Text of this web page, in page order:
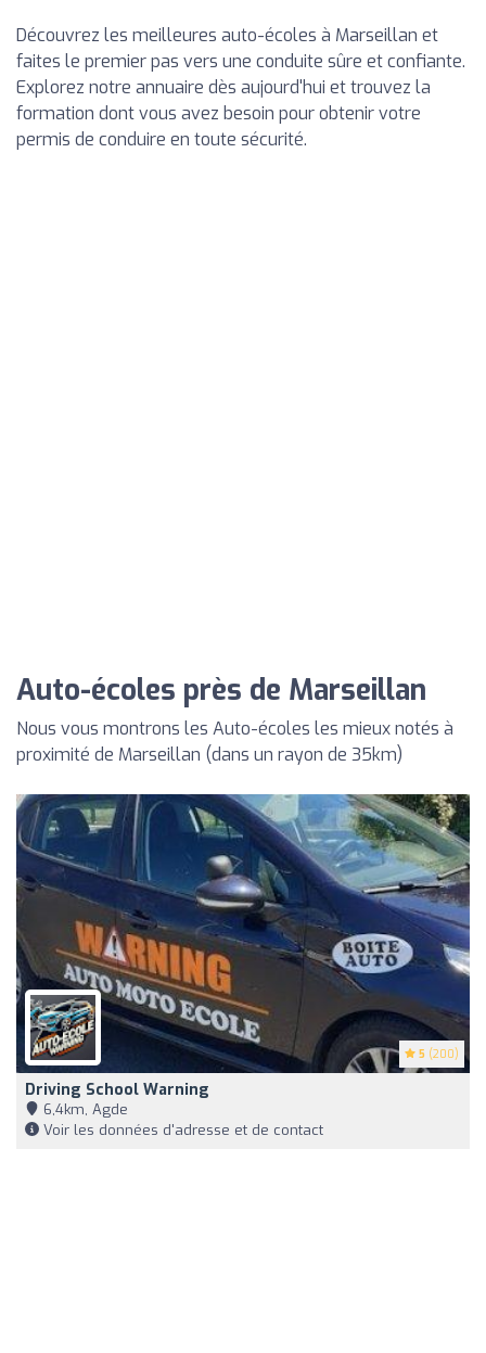
Découvrez les meilleures auto-écoles à Marseillan et
faites le premier pas vers une conduite sûre et confiante.
Explorez notre annuaire dès aujourd'hui et trouvez la
formation dont vous avez besoin pour obtenir votre
permis de conduire en toute sécurité.
Auto-écoles près de Marseillan
Nous vous montrons les Auto-écoles les mieux notés à
proximité de Marseillan (dans un rayon de 35km)
5 (200)
Driving School Warning
6,4km, Agde
Voir les données d'adresse et de contact